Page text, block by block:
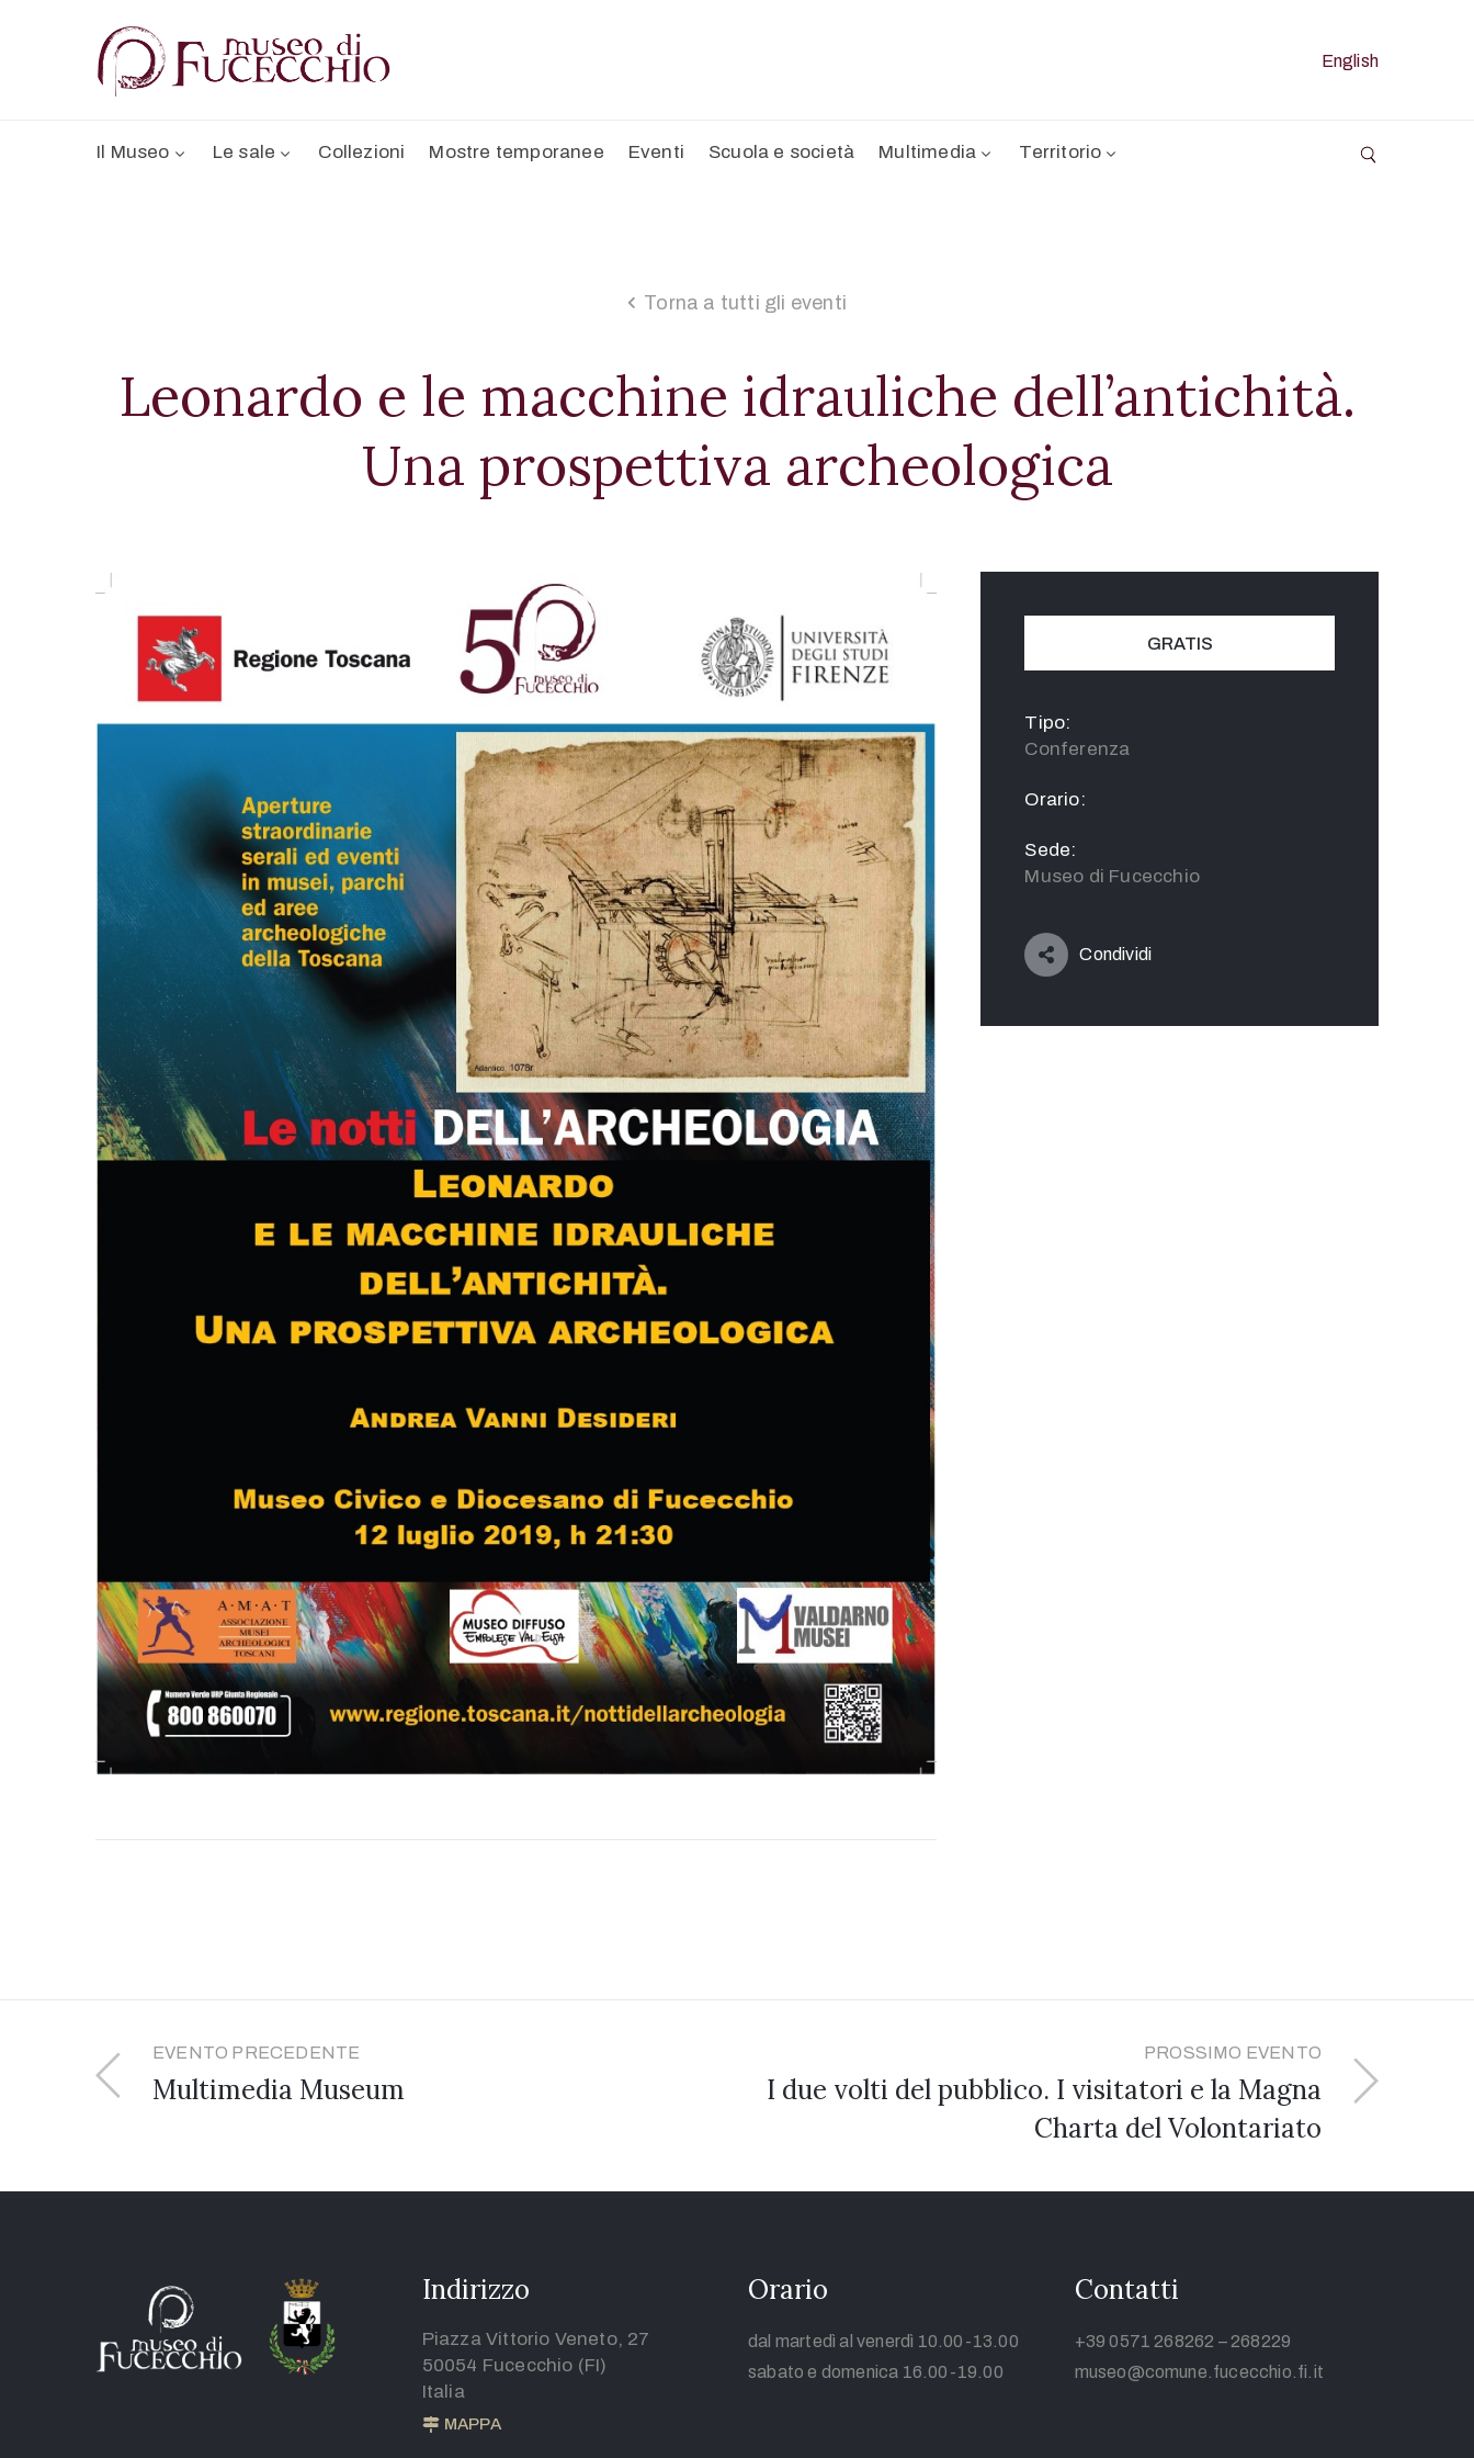
English
Il Museo Le sale Collezioni Mostre temporanee Eventi Scuola e società Multimedia Territorio
Torna a tutti gli eventi
Leonardo e le macchine idrauliche dell’antichità.
Una prospettiva archeologica
GRATIS
Tipo:
Conferenza
Orario:
Sede:
Museo di Fucecchio
Condividi
EVENTO PRECEDENTE
Multimedia Museum
PROSSIMO EVENTO
I due volti del pubblico. I visitatori e la Magna
Charta del Volontariato
Indirizzo
Piazza Vittorio Veneto, 27
50054 Fucecchio (FI)
Italia
MAPPA
Orario
dal martedì al venerdì 10.00-13.00
sabato e domenica 16.00-19.00
Contatti
+39 0571 268262 – 268229
museo@comune.fucecchio.fi.it